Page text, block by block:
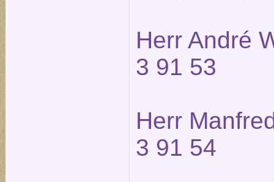
Herr André
3 91 53
Herr
3 91 54